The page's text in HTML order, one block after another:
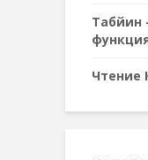
Табйин
Чтение